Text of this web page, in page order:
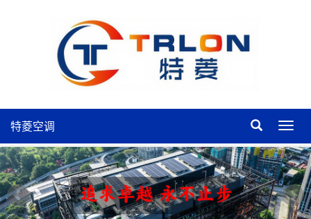
特
菱
空
调
特菱空调